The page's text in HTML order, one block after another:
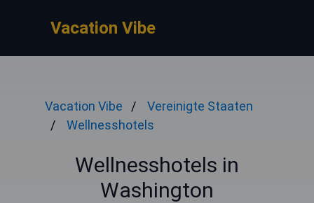
Vacation Vibe
Vacation Vibe
Vereinigte Staaten
Wellnesshotels
Wellnesshotels in
Washington